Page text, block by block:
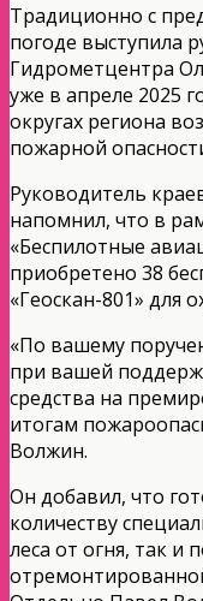
Традиционно с
погоде выступила
Гидрометцентра
уже в апреле 2025
округах региона
пожарной
Руководитель
напомнил, что в
«Беспилотные
приобретено 38
«Геоскан-801» для
«По вашему
при вашей
средства на
итогам
Волжин.
Он добавил, что
количеству
леса от огня, так и